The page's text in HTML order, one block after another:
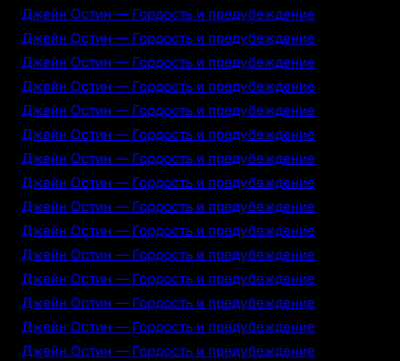
Джейн Остин — Гордость и предубеждение
Джейн Остин — Гордость и предубеждение
Джейн Остин — Гордость и предубеждение
Джейн Остин — Гордость и предубеждение
Джейн Остин — Гордость и предубеждение
Джейн Остин — Гордость и предубеждение
Джейн Остин — Гордость и предубеждение
Джейн Остин — Гордость и предубеждение
Джейн Остин — Гордость и предубеждение
Джейн Остин — Гордость и предубеждение
Джейн Остин — Гордость и предубеждение
Джейн Остин — Гордость и предубеждение
Джейн Остин — Гордость и предубеждение
Джейн Остин — Гордость и предубеждение
Джейн Остин — Гордость и предубеждение